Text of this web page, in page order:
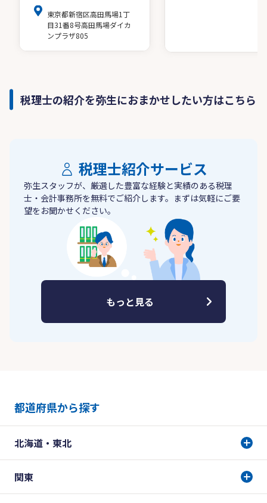
東京都新宿区高田馬場1丁
目31番8号高田馬場ダイカ
ンプラザ805
税理士の紹介を弥生におまかせしたい方はこちら
税理士紹介サービス
弥生スタッフが、厳選した豊富な経験と実績のある税理
士・会計事務所を無料でご紹介します。まずは気軽にご要
望をお聞かせください。
もっと見る
都道府県から探す
北海道・東北
関東